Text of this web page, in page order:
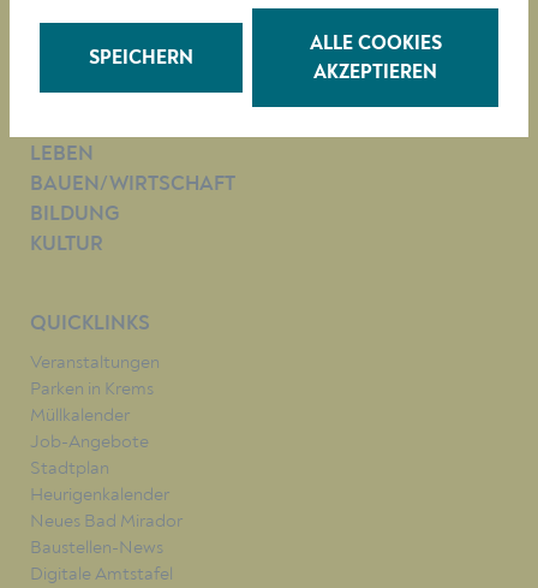
Fax +43 (0)2732/801-90 269
buergerservice@krems.gv.at
LEBEN
BAUEN/WIRTSCHAFT
BILDUNG
KULTUR
QUICKLINKS
Veranstaltungen
Parken in Krems
Müllkalender
Job-Angebote
Stadtplan
Heurigenkalender
Neues Bad Mirador
Baustellen-News
Digitale Amtstafel
SPEICHERN
ALLE COOKIES
AKZEPTIEREN